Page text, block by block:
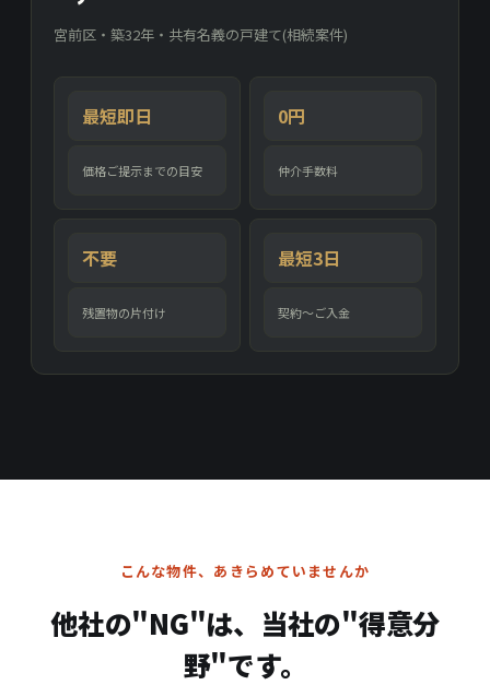
宮前区・築32年・共有名義の戸建て(相続案件)
最短即日
価格ご提示までの目安
0円
仲介手数料
不要
残置物の片付け
最短3日
契約〜ご入金
こんな物件、あきらめていませんか
他社の"NG"は、当社の"得意分
野"です。